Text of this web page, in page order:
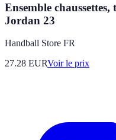
Ensemble
Jordan 23
Handball Store FR
27.28 EURVoir le prix